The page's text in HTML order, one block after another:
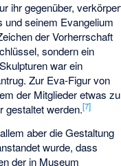
ihr gegenüber,
und seinem Evangelium
der Vorherrschaft
sondern ein
war ein
Zur Eva-Figur von
der Mitglieder etwas zu
gestaltet werden.[7]
aber die Gestaltung
wurde, dass
der in Museum